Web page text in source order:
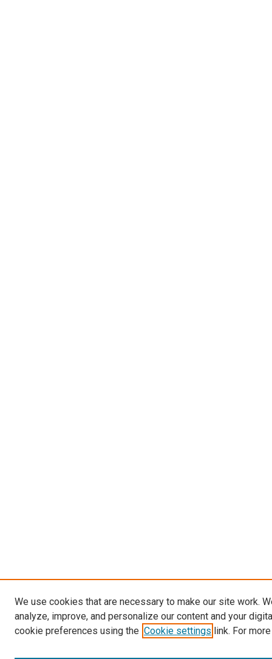
We use cookies that are necessary to make our site work.
analyze, improve, and personalize our content and your
cookie preferences using the Cookie settings link. For